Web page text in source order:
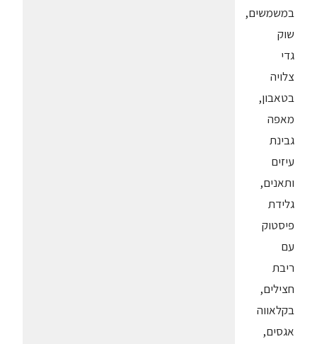
במשמשים,
שוק
גדי
צלויה
בטאבון,
מאפה
גבינת
עיזים
ותאנים,
גלידת
פיסטוק
עם
ריבת
חצילים,
בקלאווה
אגסים,